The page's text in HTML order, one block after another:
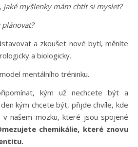
jaké myšlenky mám chtít si myslet?
a zkoušet nové bytí, měníte
a biologicky.
mentálního tréninku.
kým už nechcete být a
kým chcete být, přijde chvíle, kde
našem mozku, které jsou spojené
chemikálie, které znovu